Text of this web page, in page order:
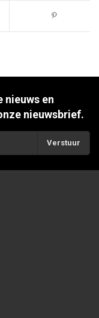
nieuws en
nieuwsbrief.
Verstuur